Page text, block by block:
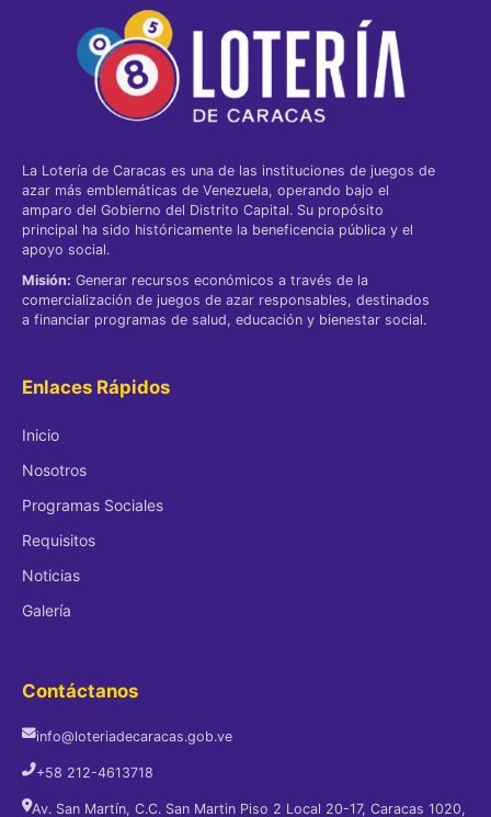
La Lotería de Caracas es una de las instituciones de juegos de
azar más emblemáticas de Venezuela, operando bajo el
amparo del Gobierno del Distrito Capital. Su propósito
principal ha sido históricamente la beneficencia pública y el
apoyo social.
Misión: Generar recursos económicos a través de la
comercialización de juegos de azar responsables, destinados
a financiar programas de salud, educación y bienestar social.
Enlaces Rápidos
Inicio
Nosotros
Programas Sociales
Requisitos
Noticias
Galería
Contáctanos
info@loteriadecaracas.gob.ve
+58 212-4613718
Av. San Martín, C.C. San Martin Piso 2 Local 20-17, Caracas 1020,